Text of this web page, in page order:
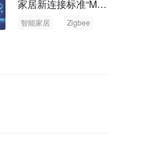
家居新连接标准“Matt
er” Zigbee联盟更名
智能家居 Zigbee